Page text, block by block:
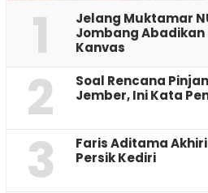
1
Jelang Muktamar
Jombang
Kanvas
2
‎Soal Rencana
Jember, Ini Kata
3
Faris Aditama
Persik Kediri